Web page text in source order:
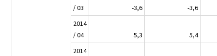
/ 03
-3,6
-3,6
2014
/ 04
5,3
5,4
2014